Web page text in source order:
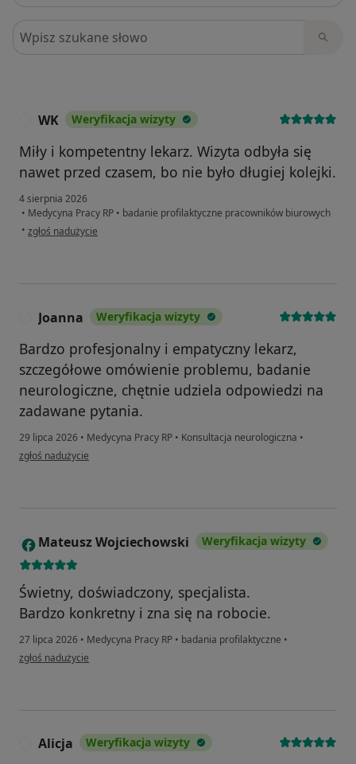
Szukaj w opiniach
WK Weryfikacja wizyty
Miły i kompetentny lekarz. Wizyta odbyła się
nawet przed czasem, bo nie było długiej kolejki.
4 sierpnia 2026
• Medycyna Pracy RP • badanie profilaktyczne pracowników biurowych
• w opinii użytkownika WK
zgłoś nadużycie
Joanna Weryfikacja wizyty
Bardzo profesjonalny i empatyczny lekarz,
szczegółowe omówienie problemu, badanie
neurologiczne, chętnie udziela odpowiedzi na
zadawane pytania.
29 lipca 2026 • Medycyna Pracy RP • Konsultacja neurologiczna •
w opinii użytkownika Joanna
zgłoś nadużycie
M Mateusz Wojciechowski Weryfikacja wizyty
Świetny, doświadczony, specjalista.
Bardzo konkretny i zna się na robocie.
27 lipca 2026 • Medycyna Pracy RP • badania profilaktyczne •
w opinii użytkownika Mateusz Wojciechowski
zgłoś nadużycie
Alicja Weryfikacja wizyty